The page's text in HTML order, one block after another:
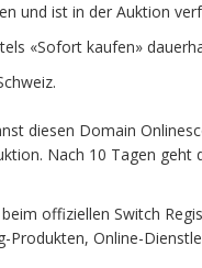
und ist in der Auktion
«Sofort kaufen»
diesen Domain
Nach 10 Tagen geht
offiziellen Switch
Online-